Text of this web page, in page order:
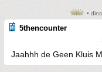
•
5thencounter
Jaahhh de Geen Kluis